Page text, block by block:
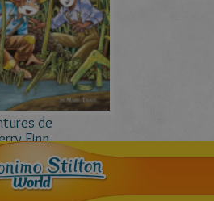
de
Finn